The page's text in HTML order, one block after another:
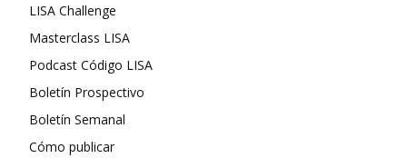
LISA Challenge
Masterclass LISA
Podcast Código LISA
Boletín Prospectivo
Boletín Semanal
Cómo publicar